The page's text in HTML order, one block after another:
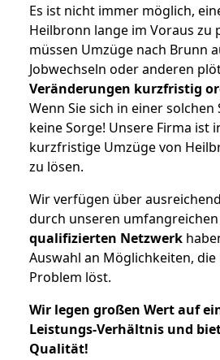
Es ist nicht immer möglich,
Heilbronn lange im Voraus zu
müssen Umzüge nach Brunn
Jobwechseln oder anderen
Veränderungen kurzfristig
Wenn Sie sich in einer
keine Sorge! Unsere Firma ist
kurzfristige Umzüge von
zu lösen.
Wir verfügen über
durch unseren
qualifizierten Netzwerk
Auswahl an Möglichkeiten, die
Problem löst.
Wir legen großen Wert auf
Leistungs-Verhältnis und
Qualität!